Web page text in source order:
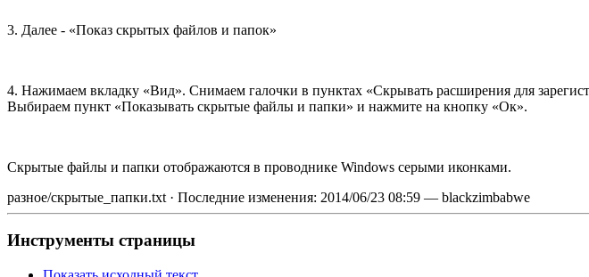
3. Далее - «Показ скрытых файлов и папок»
4. Нажимаем вкладку «Вид». Снимаем галочки в пунктах «Скрывать расширения для
Выбираем пункт «Показывать скрытые файлы и папки» и нажмите на кнопку «Ок».
Скрытые файлы и папки отображаются в проводнике Windows серыми иконками.
разное/скрытые_папки.txt · Последние изменения: 2014/06/23 08:59 — blackzimbabwe
Инструменты страницы